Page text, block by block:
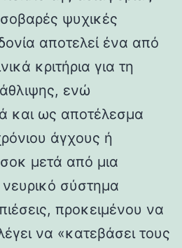
ψυχικές
αποτελεί ένα από
κριτήρια για τη
ενώ
και ως αποτέλεσμα
άγχους ή
μετά από μια
σύστημα
προκειμένου να
να «κατεβάσει τους